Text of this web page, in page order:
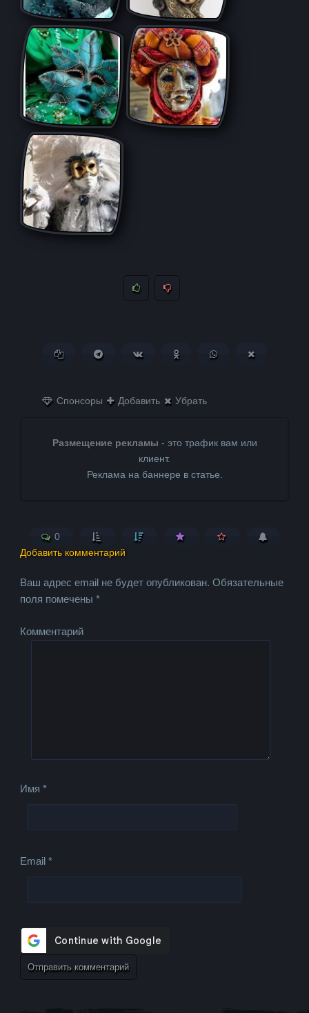
Копировать ссылкуПоделиться в Telegram
Поделиться ВКонтактеПоделиться в
Поделиться в
Спонсоры Добавить Убрать
Размещение рекламы - это трафик вам или
клиент.
Реклама на баннере в статье.
0
Добавить комментарий
Ваш адрес email не будет опубликован. Обязательные
поля помечены*
Комментарий
Имя*
Email*